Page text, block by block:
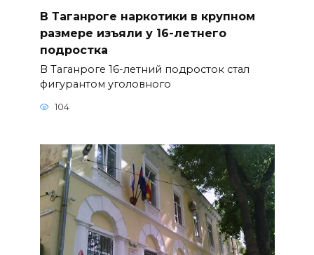
В Таганроге наркотики в крупном
размере изъяли у 16-летнего
подростка
В Таганроге 16-летний подросток стал
фигурантом уголовного
104